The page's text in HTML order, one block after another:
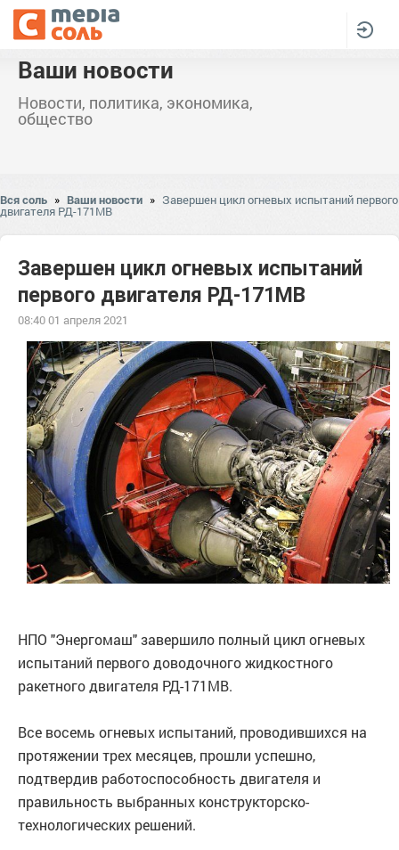
Ваши новости
Новости, политика, экономика,
общество
Вся соль » Ваши новости » Завершен цикл огневых испытаний первого
двигателя РД-171МВ
Завершен цикл огневых испытаний
первого двигателя РД-171МВ
08:40 01 апреля 2021
НПО "Энергомаш" завершило полный цикл огневых
испытаний первого доводочного жидкостного
ракетного двигателя РД-171МВ.
Все восемь огневых испытаний, проводившихся на
протяжении трех месяцев, прошли успешно,
подтвердив работоспособность двигателя и
правильность выбранных конструкторско-
технологических решений.